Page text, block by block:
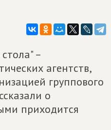
–
агентств,
группового
о
приходится